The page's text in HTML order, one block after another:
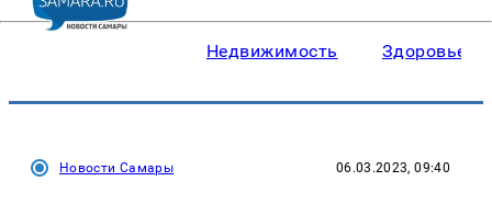
Недвижимость Здоровье
Новости Самары 06.03.2023, 09:40